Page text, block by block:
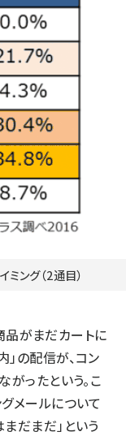
ング（2通目）
品がまだカートに
の配信が、コン
がったという。こ
メールについて
だまだ」という